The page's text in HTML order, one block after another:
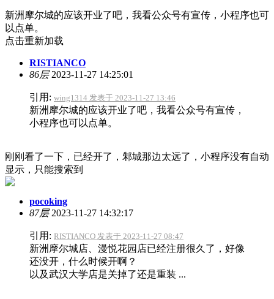
新洲摩尔城的应该开业了吧，我看公众号有宣传，小程序也可
以点单。
点击重新加载
RISTIANCO
86层2023-11-27 14:25:01
引用: wing1314 发表于 2023-11-27 13:46
新洲摩尔城的应该开业了吧，我看公众号有宣传，
小程序也可以点单。
刚刚看了一下，已经开了，邾城那边太远了，小程序没有自动
显示，只能搜索到
pocoking
87层2023-11-27 14:32:17
引用: RISTIANCO 发表于 2023-11-27 08:47
新洲摩尔城店、漫悦花园店已经注册很久了，好像
还没开，什么时候开啊？
以及武汉大学店是关掉了还是重装 ...